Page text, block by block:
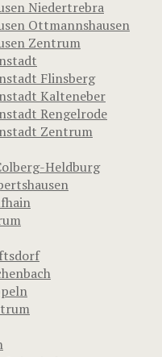
Niedertrebra
Ottmannshausen
Zentrum
Flinsberg
Kalteneber
Rengelrode
Zentrum
Heldburg